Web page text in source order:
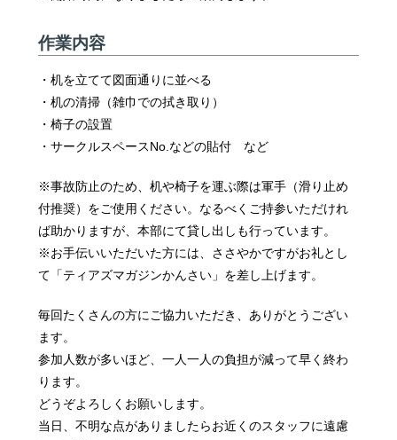
作業内容
・机を立てて図面通りに並べる
・机の清掃（雑巾での拭き取り）
・椅子の設置
・サークルスペースNo.などの貼付 など
※事故防止のため、机や椅子を運ぶ際は軍手（滑り止め
付推奨）をご使用ください。なるべくご持参いただけれ
ば助かりますが、本部にて貸し出しも行っています。
※お手伝いいただいた方には、ささやかですがお礼とし
て「ティアズマガジンかんさい」を差し上げます。
毎回たくさんの方にご協力いただき、ありがとうござい
ます。
参加人数が多いほど、一人一人の負担が減って早く終わ
ります。
どうぞよろしくお願いします。
当日、不明な点がありましたらお近くのスタッフに遠慮